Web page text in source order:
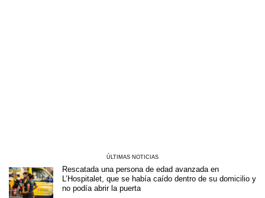
ÚLTIMAS NOTICIAS
Rescatada una persona de edad avanzada en
L’Hospitalet, que se había caído dentro de su domicilio y
no podía abrir la puerta